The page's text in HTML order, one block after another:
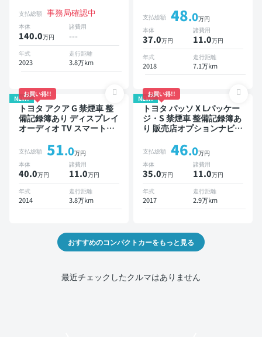
モニター オートクルーズ
スマートキー ETC バック
モニター 全方位カメラ ド
ライブレコーダー 衝突軽減
支払総額 事務局確認中
本体
140.0万円
諸費用
---
年式
2023
走行距離
3.8万km
ー ドライブレコーダー 衝
突軽減
支払総額 48.0万円
本体
37.0万円
諸費用
11.0万円
年式
2018
走行距離
7.1万km
NEW!
お買い得!!
トヨタ アクア G 禁煙車 整
備記録簿あり ディスプレイ
オーディオ TV スマートキ
支払総額 51.0万円
本体
40.0万円
諸費用
11.0万円
年式
2014
走行距離
3.8万km
NEW!
お買い得!!
トヨタ パッソ X Lパッケー
ジ・S 禁煙車 整備記録簿あ
り 販売店オプションナビ
クモニター ドライブレコー
ダー 衝突軽減
支払総額 46.0万円
本体
35.0万円
諸費用
11.0万円
年式
2017
走行距離
2.9万km
おすすめのコンパクトカーをもっと見る
最近チェックしたクルマはありません